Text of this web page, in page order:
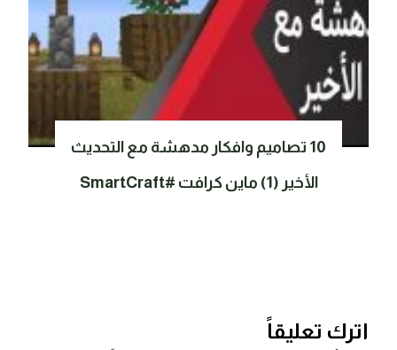
10 تصاميم وافكار مدهشة مع التحديث
الأخير (1) ماين كرافت #SmartCraft
اترك تعليقاً